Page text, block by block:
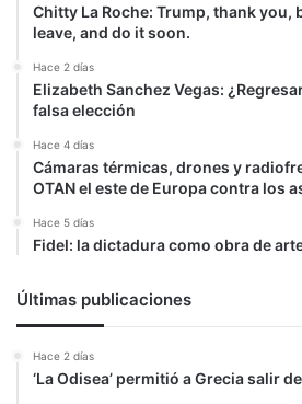
Chitty La Roche: Trump, thank you,
leave, and do it soon.
Hace 2 días
Elizabeth Sanchez Vegas:
falsa elección
Hace 4 días
Cámaras térmicas, drones y
OTAN el este de Europa contra los
Hace 5 días
Fidel: la dictadura como obra de
Últimas publicaciones
Hace 2 días
‘La Odisea’ permitió a Grecia salir